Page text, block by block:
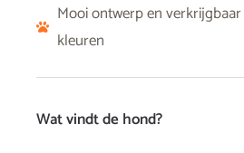
Mooi ontwerp en
kleuren
Wat vindt de hond?